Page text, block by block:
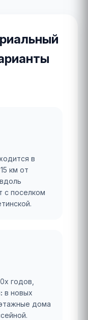
в
км от
с поселком
годов,
в новых
дома